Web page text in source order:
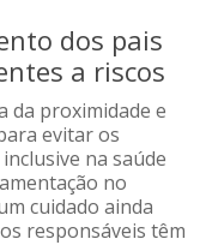
dos pais
a riscos
da proximidade e
evitar os
na saúde
no
cuidado ainda
responsáveis têm